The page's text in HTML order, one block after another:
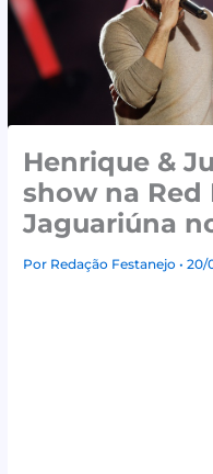
Henrique &
show na Red
Jaguariúna
Por Redação Festanejo• 20/